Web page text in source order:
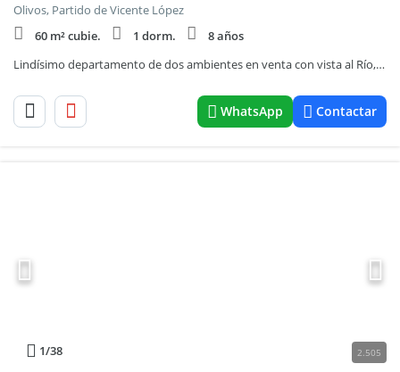
Olivos, Partido de Vicente López
60 m² cubie.
1 dorm.
8 años
Lindísimo departamento de dos ambientes en venta con vista al Río, ubicado en el Puerto de Olivos.
WhatsApp Contactar
1/38 2.505